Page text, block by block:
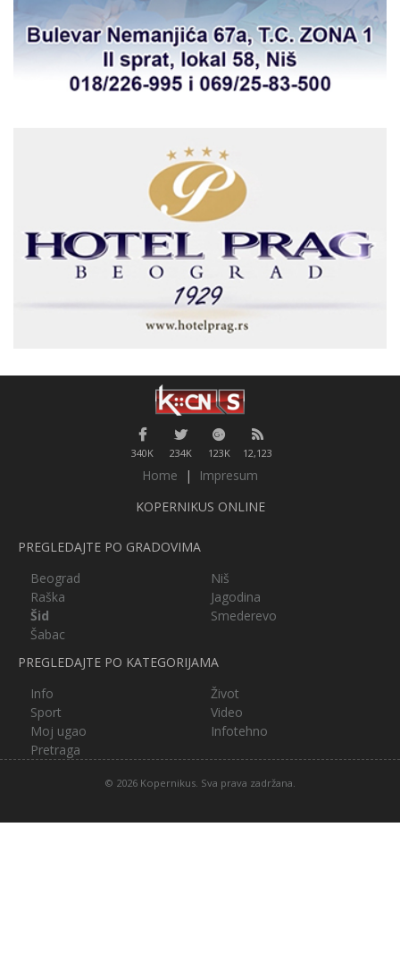
340K 234K 123K 12,123
Home |
Impresum
KOPERNIKUS ONLINE
PREGLEDAJTE PO GRADOVIMA
Beograd
Niš
Raška
Jagodina
Šid
Smederevo
Šabac
PREGLEDAJTE PO KATEGORIJAMA
Info
Život
Sport
Video
Moj ugao
Infotehno
Pretraga
© 2026 Kopernikus. Sva prava zadržana.